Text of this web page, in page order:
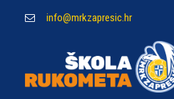
info@mrkzapresic.hr